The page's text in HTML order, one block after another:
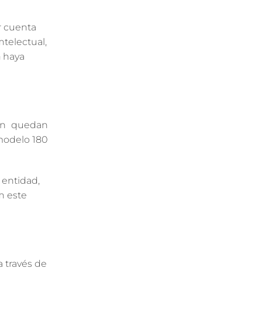
cuenta
quedan
180
entidad,
este
través de